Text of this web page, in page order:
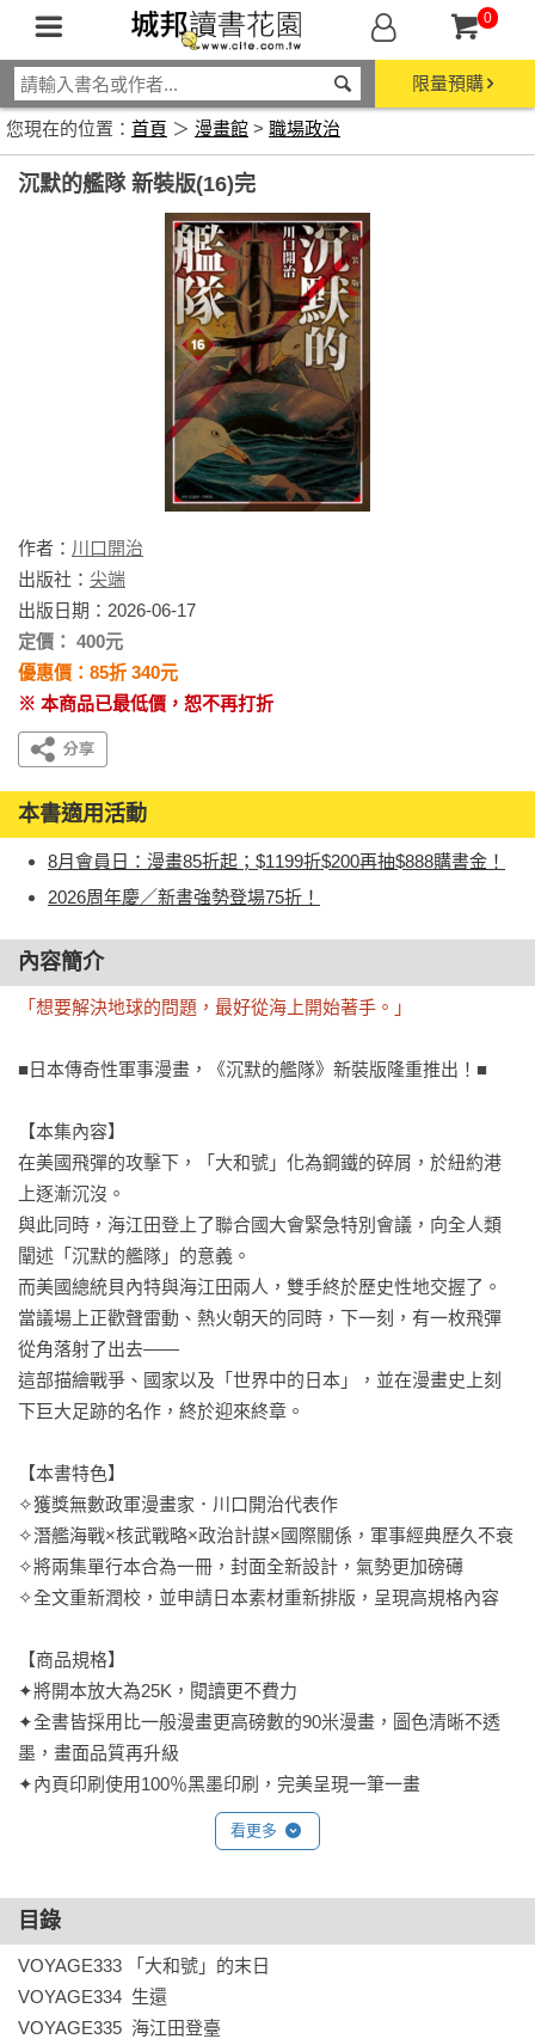
0
限量預購
您現在的位置： 首頁 ＞ 漫畫館 > 職場政治
沉默的艦隊 新裝版(16)完
作者： 川口開治
出版社： 尖端
出版日期：2026-06-17
定價： 400元
優惠價：85折 340元
※ 本商品已最低價，恕不再打折
本書適用活動
8月會員日：漫畫85折起；$1199折$200再抽$888購書金！
2026周年慶／新書強勢登場75折！
內容簡介
「想要解決地球的問題，最好從海上開始著手。」
■日本傳奇性軍事漫畫，《沉默的艦隊》新裝版隆重推出！■
【本集內容】
在美國飛彈的攻擊下，「大和號」化為鋼鐵的碎屑，於紐約港
上逐漸沉沒。
與此同時，海江田登上了聯合國大會緊急特別會議，向全人類
闡述「沉默的艦隊」的意義。
而美國總統貝內特與海江田兩人，雙手終於歷史性地交握了。
當議場上正歡聲雷動、熱火朝天的同時，下一刻，有一枚飛彈
從角落射了出去——
這部描繪戰爭、國家以及「世界中的日本」，並在漫畫史上刻
下巨大足跡的名作，終於迎來終章。
【本書特色】
✧獲獎無數政軍漫畫家．川口開治代表作
✧潛艦海戰×核武戰略×政治計謀×國際關係，軍事經典歷久不衰
✧將兩集單行本合為一冊，封面全新設計，氣勢更加磅礡
✧全文重新潤校，並申請日本素材重新排版，呈現高規格內容
【商品規格】
✦將開本放大為25K，閱讀更不費力
✦全書皆採用比一般漫畫更高磅數的90米漫畫，圖色清晰不透
墨，畫面品質再升級
✦內頁印刷使用100％黑墨印刷，完美呈現一筆一畫
看更多
目錄
VOYAGE333 「大和號」的末日
VOYAGE334  生還
VOYAGE335  海江田登臺